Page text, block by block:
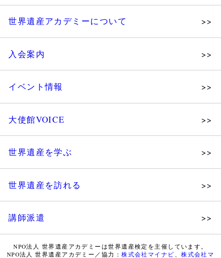
世界遺産アカデミーについて
組織図・役員
法人会員・協賛団体／公認団体
入会案内
イベント情報
展示会
ツアー情報
大使館VOICE
世界遺産を学ぶ
世界遺産検定 公式HP
世界遺産を訪れる
講師派遣
WHA認定講師について
NPO法人 世界遺産アカデミーは世界遺産検定を主催しています。
NPO法人 世界遺産アカデミー／協力：株式会社マイナビ 、株式会社マ